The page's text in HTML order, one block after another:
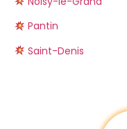
Pantin
Saint-Denis